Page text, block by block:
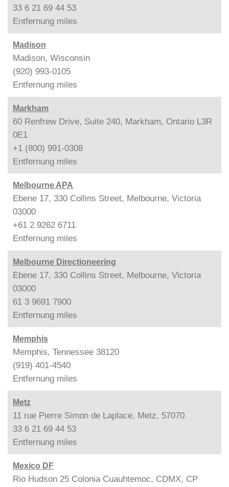
33 6 21 69 44 53
Entfernung miles
Madison
Madison, Wisconsin
(920) 993-0105
Entfernung miles
Markham
60 Renfrew Drive, Suite 240, Markham, Ontario L3R
0E1
+1 (800) 991-0308
Entfernung miles
Melbourne APA
Ebene 17, 330 Collins Street, Melbourne, Victoria
03000
+61 2 9262 6711
Entfernung miles
Melbourne Directioneering
Ebene 17, 330 Collins Street, Melbourne, Victoria
03000
61 3 9691 7900
Entfernung miles
Memphis
Memphis, Tennessee 38120
(919) 401-4540
Entfernung miles
Metz
11 rue Pierre Simon de Laplace, Metz, 57070
33 6 21 69 44 53
Entfernung miles
Mexico DF
Rio Hudson 25 Colonia Cuauhtemoc, CDMX, CP